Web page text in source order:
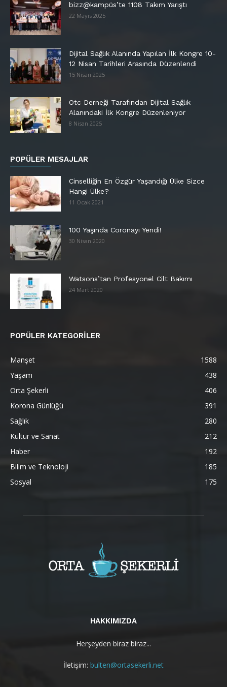
bizz@kampüs’te 1108 Takım Yarıştı
22 Mayıs 2025
Dijital Sağlık Alanında Yapılan İlk Kongre 10-
12 Nisan Tarihleri Arasında Düzenlendi
15 Nisan 2025
Otc Derneği Tarafından Dijital Sağlık
Alanındaki İlk Kongre Düzenleniyor
8 Nisan 2025
POPÜLER MESAJLAR
Cinselliğin En Özgür Yaşandığı Ülke Sizce
Hangi Ülke?
11 Ocak 2021
100 Yaşında Coronayı Yendi!
30 Nisan 2020
Watsons’tan Profesyonel Cilt Bakımı
24 Mart 2020
POPÜLER KATEGORİLER
Manşet
1588
Yaşam
438
Orta Şekerli
406
Korona Günlüğü
391
Sağlık
280
Kültür ve Sanat
212
Haber
192
Bilim ve Teknoloji
185
Sosyal
175
HAKKIMIZDA
Herşeyden biraz biraz...
İletişim: bulten@ortasekerli.net